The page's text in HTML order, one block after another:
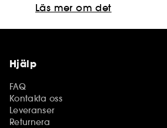
Läs mer om det
Hjälp
FAQ
Kontakta oss
Leveranser
Returnera